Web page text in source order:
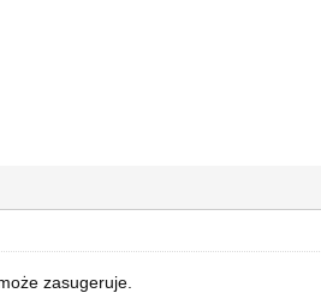
zasugeruje.